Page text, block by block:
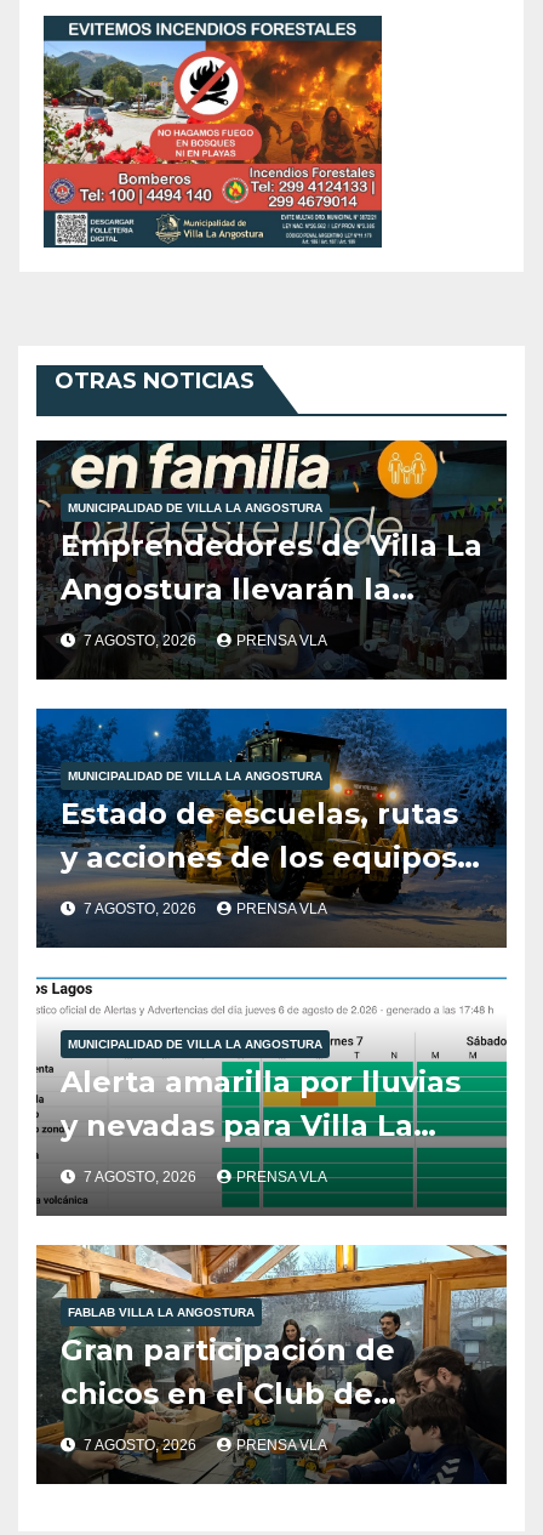
OTRAS NOTICIAS
MUNICIPALIDAD DE VILLA LA ANGOSTURA
Emprendedores de Villa La
Angostura llevarán la
producción local a Tienda
de Sabores.
7 AGOSTO, 2026 PRENSA VLA
MUNICIPALIDAD DE VILLA LA ANGOSTURA
Estado de escuelas, rutas
y acciones de los equipos
municipales – Villa La
Angostura – 7 de agosto –
10:00 hs
7 AGOSTO, 2026 PRENSA VLA
MUNICIPALIDAD DE VILLA LA ANGOSTURA
Alerta amarilla por lluvias
y nevadas para Villa La
Angostura.
7 AGOSTO, 2026 PRENSA VLA
FABLAB VILLA LA ANGOSTURA
Gran participación de
chicos en el Club de
Robótica de FabLab
Angostura.
7 AGOSTO, 2026 PRENSA VLA